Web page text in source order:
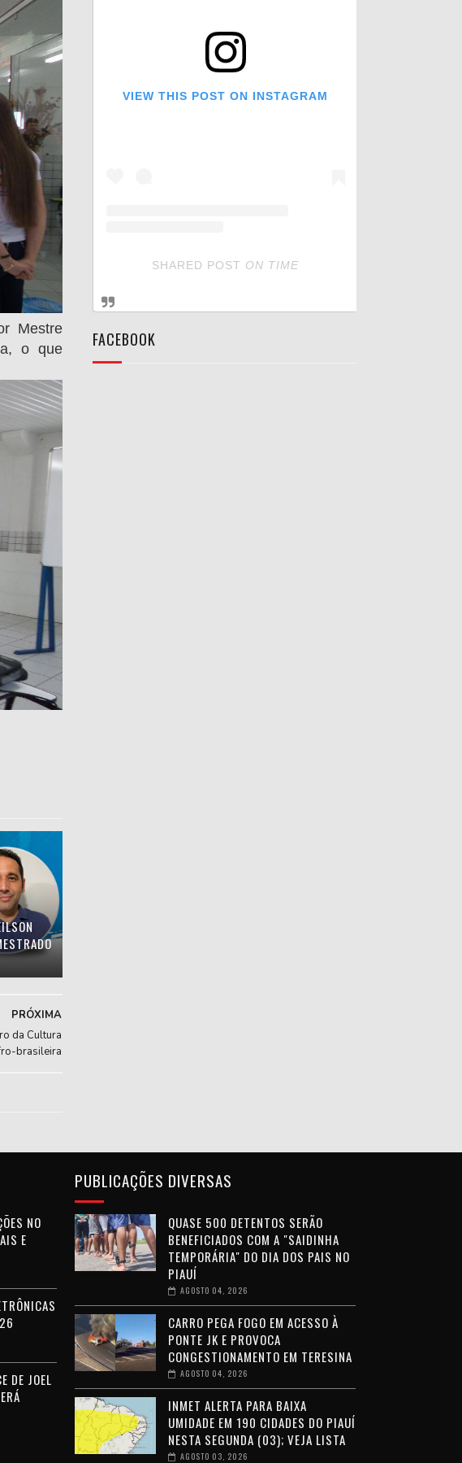
Mestre
o que
PRÓXIMA
da Cultura
brasileira
VIEW THIS POST ON INSTAGRAM
SHARED POST ON TIME
FACEBOOK
NO
E
DE JOEL
PUBLICAÇÕES DIVERSAS
QUASE 500 DETENTOS SERÃO
BENEFICIADOS COM A "SAIDINHA
TEMPORÁRIA" DO DIA DOS PAIS NO
PIAUÍ
AGOSTO 04, 2026
CARRO PEGA FOGO EM ACESSO À
PONTE JK E PROVOCA
CONGESTIONAMENTO EM TERESINA
AGOSTO 04, 2026
INMET ALERTA PARA BAIXA
UMIDADE EM 190 CIDADES DO PIAUÍ
NESTA SEGUNDA (03); VEJA LISTA
AGOSTO 03, 2026